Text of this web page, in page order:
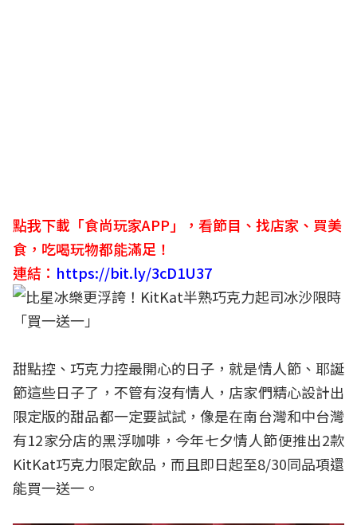
點我下載「食尚玩家APP」，看節目、找店家、買美
食，吃喝玩物都能滿足！
連結： https://bit.ly/3cD1U37
甜點控、巧克力控最開心的日子，就是情人節、耶誕
節這些日子了，不管有沒有情人，店家們精心設計出
限定版的甜品都一定要試試，像是在南台灣和中台灣
有12家分店的黑浮咖啡，今年七夕情人節便推出2款
KitKat巧克力限定飲品，而且即日起至8/30同品項還
能買一送一。